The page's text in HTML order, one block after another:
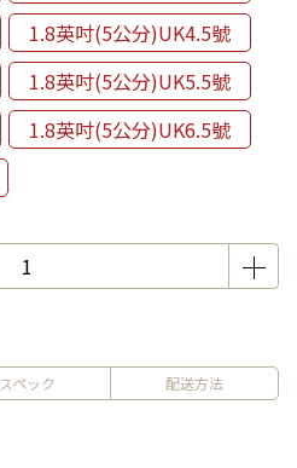
1.8英吋(5公分)UK4.5號
1.8英吋(5公分)UK5.5號
1.8英吋(5公分)UK6.5號
スペック 配送方法